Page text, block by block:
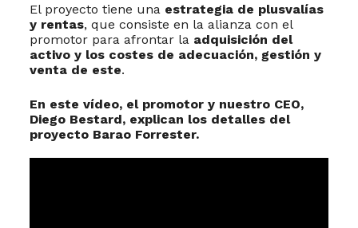
El proyecto tiene una estrategia de plusvalías
y rentas, que consiste en la alianza con el
promotor para afrontar la adquisición del
activo y los costes de adecuación, gestión y
venta de este.
En este vídeo, el promotor y nuestro CEO,
Diego Bestard, explican los detalles del
proyecto Barao Forrester.